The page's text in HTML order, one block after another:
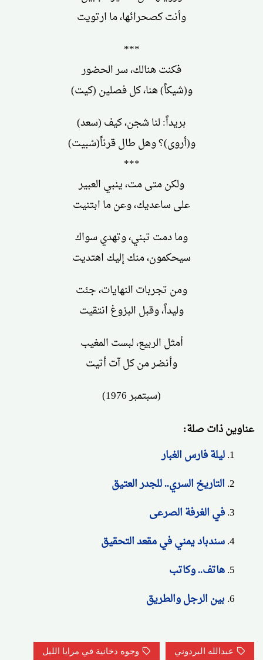
وأنت كصحرائها، ما ارتويت
***
فكنت هنالك، سر الحضور
و(شيكاً) هنا، كل فصلين (كيت)
بريداً: لنا شجن، كيف (سعد)
و(أروى)؟ وهل طال قرناً(سُبيت)
***
ولكن متى مت، ينبي العبير
على ساعديك، وعن ما ابتنيت
وما دمت تبني، وتهدي سواك
سيحكمون، منك إليك اهتديت
ومن تجربات النهايات، جئت
وليداً، وقبل البزوغ انتقيت
أمثل الربيع، لبست المغيب
وأنضر من كل آت أتيت
(سبتمبر 1976)
عناوين ذات صلة:
ليلة فارس الغبار
التاريخ السري.. للجدر العتيق
في الغرفة الصرعى
سندباد يمني في مقعد التحقيق
هاتف.. وكاتب
بين الرجل والطريق
عبدالله البردوني وجوه دخانية في مرايا الليل